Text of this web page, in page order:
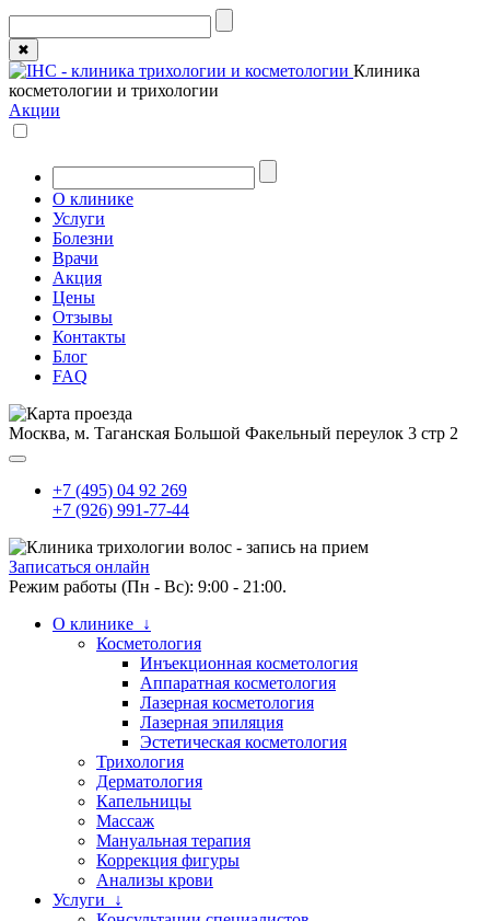
✖
Клиника
косметологии и трихологии
Акции
О клинике
Услуги
Болезни
Врачи
Акция
Цены
Отзывы
Контакты
Блог
FAQ
Москва, м. Таганская Большой Факельный переулок 3 стр 2
+7 (495) 04 92 269
+7 (926) 991-77-44
Записаться онлайн
Режим работы (Пн - Вс): 9:00 - 21:00.
О клинике ↓
Косметология
Инъекционная косметология
Аппаратная косметология
Лазерная косметология
Лазерная эпиляция
Эстетическая косметология
Трихология
Дерматология
Капельницы
Массаж
Мануальная терапия
Коррекция фигуры
Анализы крови
Услуги ↓